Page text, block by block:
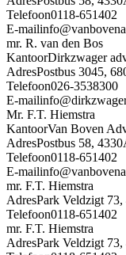
Telefoon0118-651402
E-mail
mr. R. van den Bos
KantoorDirkzwager
AdresPostbus 3045,
Telefoon026-3538300
E-mail
Mr. F.T. Hiemstra
KantoorVan Boven
AdresPostbus 58,
Telefoon0118-651402
E-mail
mr. F.T. Hiemstra
AdresPark Veldzigt
Telefoon0118-651402
mr. F.T. Hiemstra
AdresPark Veldzigt